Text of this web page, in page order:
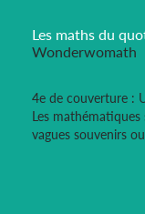
Les maths du
Wonderwomath
4e de couverture :
Les
vagues souvenirs